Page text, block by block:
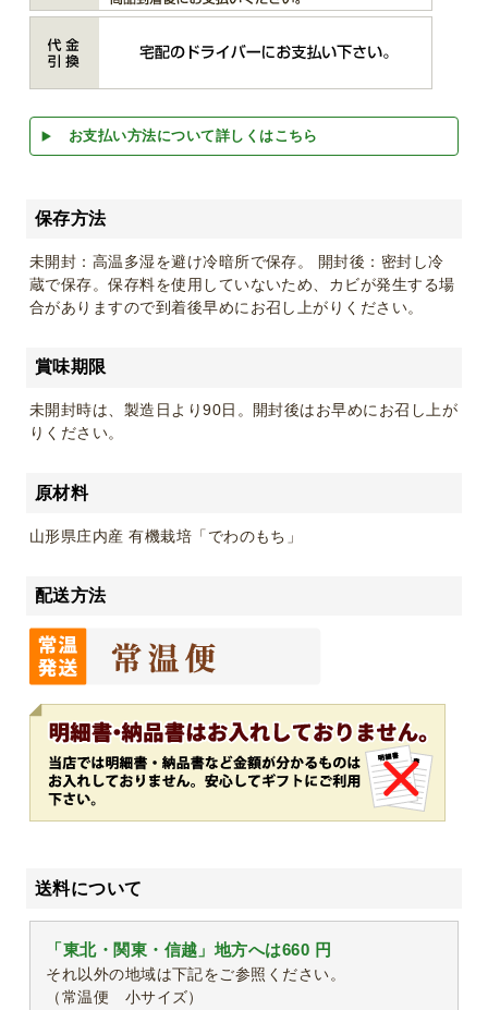
お支払い方法について詳しくはこちら
保存方法
未開封：高温多湿を避け冷暗所で保存。 開封後：密封し冷
蔵で保存。保存料を使用していないため、カビが発生する場
合がありますので到着後早めにお召し上がりください。
賞味期限
未開封時は、製造日より90日。開封後はお早めにお召し上が
りください。
原材料
山形県庄内産 有機栽培「でわのもち」
配送方法
送料について
「東北・関東・信越」地方へは660 円
それ以外の地域は下記をご参照ください。
（常温便 小サイズ）